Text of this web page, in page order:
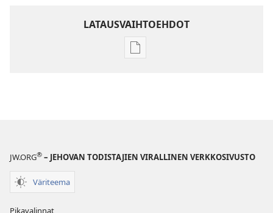
LATAUSVAIHTOEHDOT
Julkaisujen
JW.ORG® – JEHOVAN TODISTAJIEN VIRALLINEN VERKKOSIVUSTO
Väriteema
Pikavalinnat